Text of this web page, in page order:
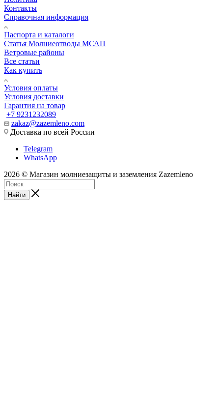
Контакты
Справочная информация
Паспорта и каталоги
Статья Молниеотводы МСАП
Ветровые районы
Все статьи
Как купить
Условия оплаты
Условия доставки
Гарантия на товар
+7 9231232089
zakaz@zazemleno.com
Доставка по всей России
Telegram
WhatsApp
2026 © Магазин молниезащиты и заземления Zazemleno
Найти